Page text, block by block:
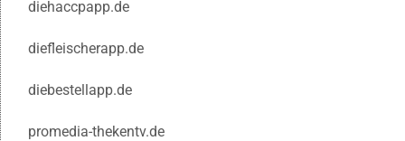
diehaccpapp.de
diefleischerapp.de
diebestellapp.de
promedia-thekentv.de